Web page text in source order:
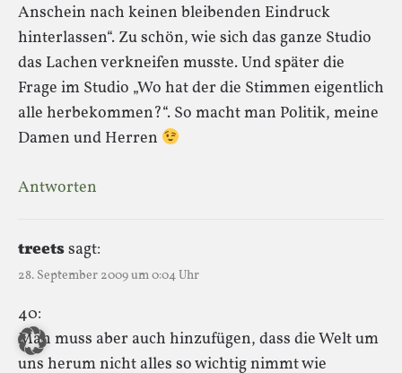
Anschein nach keinen bleibenden Eindruck
hinterlassen“. Zu schön, wie sich das ganze Studio
das Lachen verkneifen musste. Und später die
Frage im Studio „Wo hat der die Stimmen eigentlich
alle herbekommen?“. So macht man Politik, meine
Damen und Herren
Antworten
treetssagt:
28. September 2009 um 0:04 Uhr
40:
Man muss aber auch hinzufügen, dass die Welt um
uns herum nicht alles so wichtig nimmt wie